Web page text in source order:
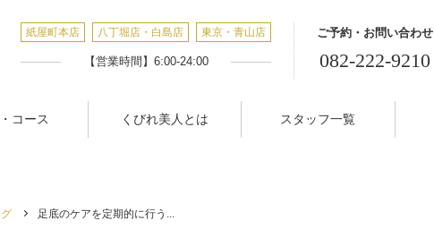
紙屋町本店 八丁堀店・白島店 東京・青山店
【営業時間】6:00-24:00
ご予約・お問い合わせ
082-222-9210
コース くびれ美人とは スタッフ一覧
足底のケアを定期的に行う...